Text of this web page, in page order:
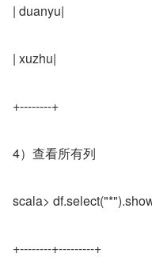
| duanyu|
| xuzhu|
+--------+
4）查看所有列
scala>
+--------+---------+